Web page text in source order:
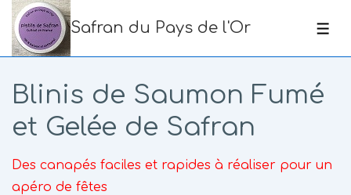
passer
au
principal
Safran du Pays de l'Or
Blinis de Saumon Fumé
et Gelée de Safran
Des canapés faciles et rapides à réaliser pour un
apéro de fêtes